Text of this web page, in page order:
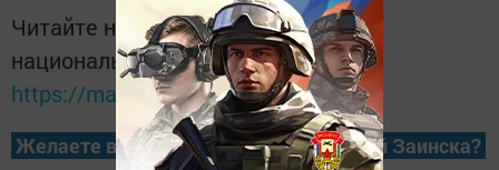
Читайте новости Татарстана в
национальном мессенджере MАХ:
https://max.ru/tatmedia
Желаете всегда быть в курсе новостей Заинска?